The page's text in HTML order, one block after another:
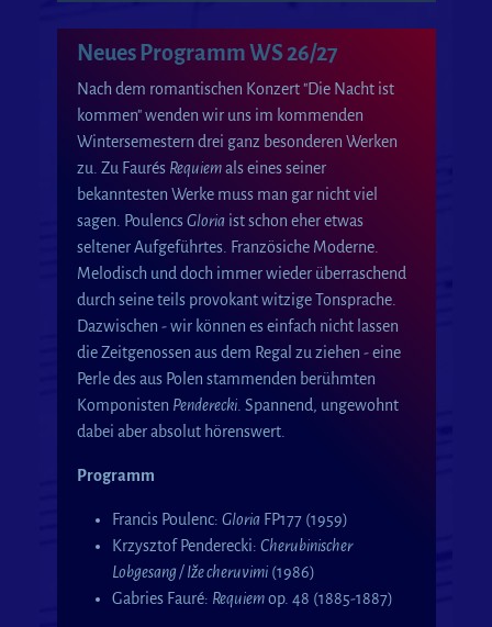
Neues Programm WS 26/27
Nach dem romantischen Konzert "Die Nacht ist
kommen" wenden wir uns im kommenden
Wintersemestern drei ganz besonderen Werken
zu. Zu Faurés Requiemals eines seiner
bekanntesten Werke muss man gar nicht viel
sagen. PoulencsGloria ist schon eher etwas
seltener Aufgeführtes. Französiche Moderne.
Melodisch und doch immer wieder überraschend
durch seine teils provokant witzige Tonsprache.
Dazwischen - wir können es einfach nicht lassen
die Zeitgenossen aus dem Regal zu ziehen - eine
Perle des aus Polen stammenden berühmten
Komponisten Penderecki. Spannend, ungewohnt
dabei aber absolut hörenswert.
Programm
Francis Poulenc: Gloria FP177 (1959)
Krzysztof Penderecki: Cherubinischer
Lobgesang / Iže cheruvimi (1986)
Gabries Fauré: Requiemop. 48 (1885-1887)